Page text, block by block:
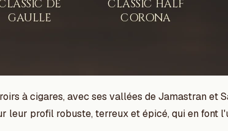
à cigares, avec ses vallées de Jamastran et
profil robuste, terreux et épicé, qui en font